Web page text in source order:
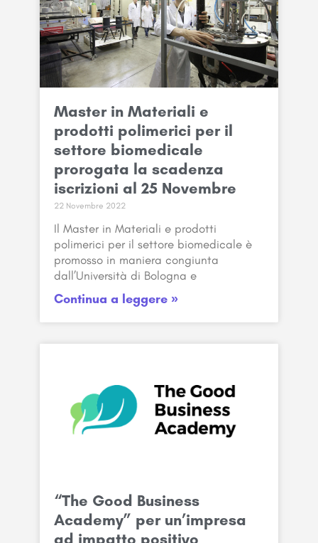
Master in Materiali e
prodotti polimerici per il
settore biomedicale
prorogata la scadenza
iscrizioni al 25 Novembre
22 Novembre 2022
Il Master in Materiali e prodotti
polimerici per il settore biomedicale è
promosso in maniera congiunta
dall’Università di Bologna e
Continua a leggere »
“The Good Business
Academy” per un’impresa